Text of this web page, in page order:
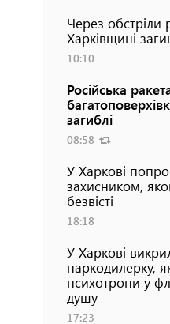
Через обстріли
Харківщині
10:10
Російська
загиблі
08:58
У Харкові
захисником,
безвісті
18:18
У Харкові
наркодилерку,
психотропи у
душу
17:23